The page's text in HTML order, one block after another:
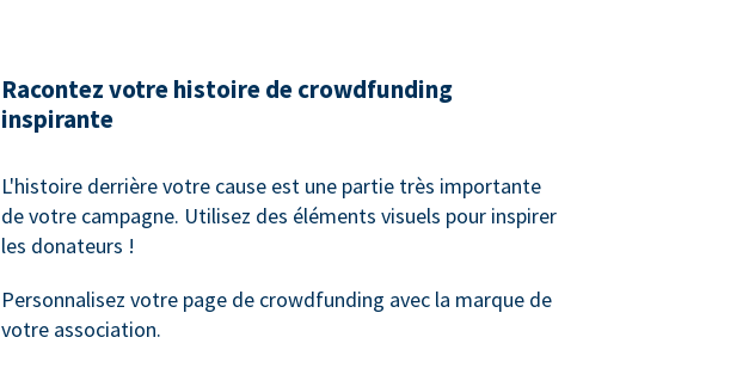
Racontez votre histoire de crowdfunding
inspirante
L'histoire derrière votre cause est une partie très importante
de votre campagne. Utilisez des éléments visuels pour inspirer
les donateurs !
Personnalisez votre page de crowdfunding avec la marque de
votre association.